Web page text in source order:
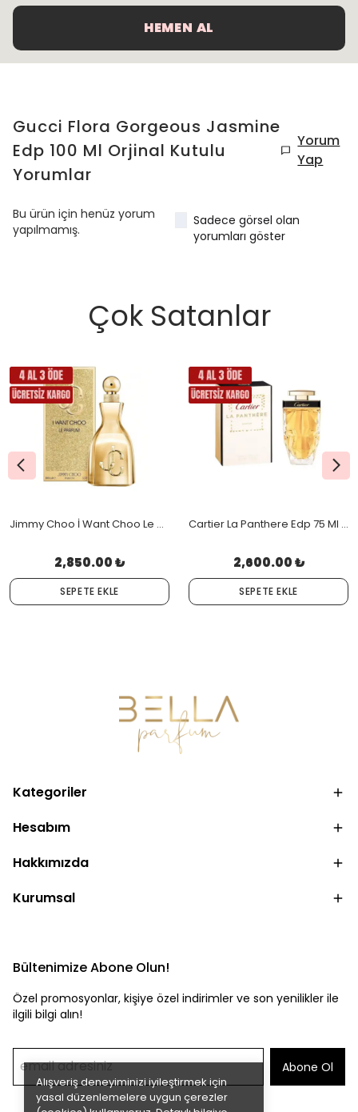
Alışveriş deneyiminizi iyileştirmek için
yasal düzenlemelere uygun çerezler
HEMEN AL
Gucci Flora Gorgeous Jasmine
Edp 100 Ml Orjinal Kutulu
Yorumlar
Yorum
Yap
Bu ürün için henüz yorum
yapılmamış.
Sadece görsel olan
yorumları göster
Çok Satanlar
Jimmy Choo İ Want Choo Le Parfum Edp 100 Ml Orjinal Kutulu
2,850.00 ₺
SEPETE EKLE
Cartier La Panthere Edp 75 Ml Orjinal Kutulu
2,600.00 ₺
SEPETE EKLE
Kategoriler
Hesabım
Hakkımızda
Kurumsal
Bültenimize Abone Olun!
Özel promosyonlar, kişiye özel indirimler ve son yenilikler ile
ilgili bilgi alın!
Abone Ol